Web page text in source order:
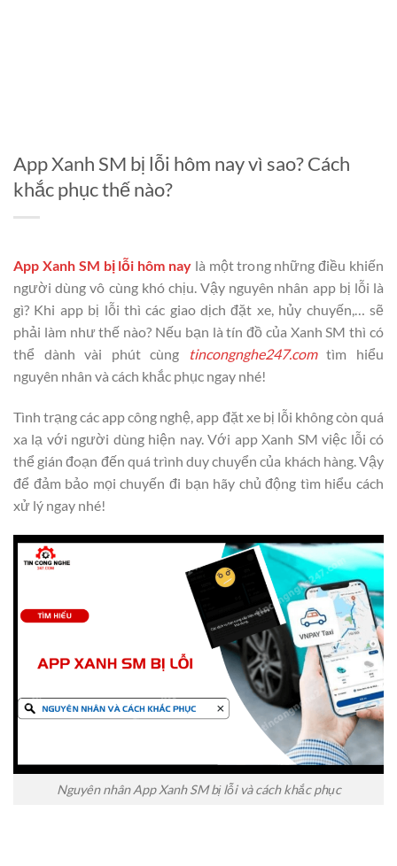
App Xanh SM bị lỗi hôm nay vì sao? Cách
khắc phục thế nào?
App Xanh SM bị lỗi hôm nay là một trong những điều khiến
người dùng vô cùng khó chịu. Vậy nguyên nhân app bị lỗi là
gì? Khi app bị lỗi thì các giao dịch đặt xe, hủy chuyến,… sẽ
phải làm như thế nào? Nếu bạn là tín đồ của Xanh SM thì có
thể dành vài phút cùng
tincongnghe247.comtìm hiểu
nguyên nhân và cách khắc phục ngay nhé!
Tình trạng các app công nghệ, app đặt xe bị lỗi không còn quá
xa lạ với người dùng hiện nay. Với app Xanh SM việc lỗi có
thể gián đoạn đến quá trình duy chuyển của khách hàng. Vậy
để đảm bảo mọi chuyến đi bạn hãy chủ động tìm hiểu cách
xử lý ngay nhé!
Nguyên nhân App Xanh SM bị lỗi và cách khắc phục